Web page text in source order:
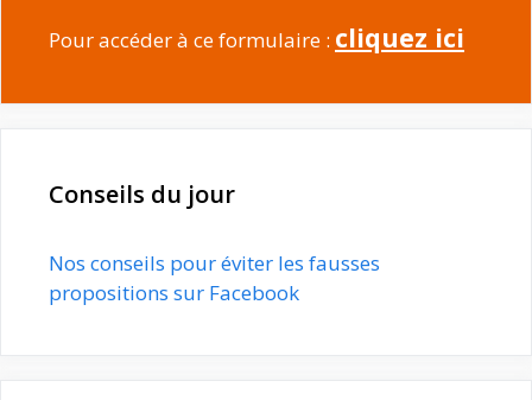
Pour accéder à ce formulaire : cliquez ici
Conseils du jour
Nos conseils pour éviter les fausses
propositions sur Facebook